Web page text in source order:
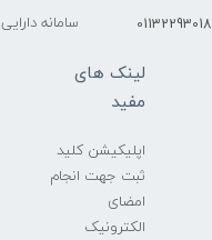
01132293018
سامانه دارایی
لینک های
مفید
اپلیکیشن کلید
ثبت جهت انجام
امضای
الکترونیک